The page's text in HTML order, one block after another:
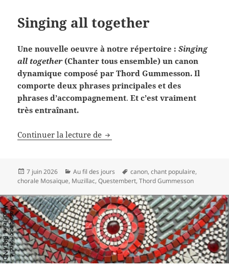
Singing all together
Une nouvelle oeuvre à notre répertoire :Singing
all together(Chanter tous ensemble) un canon
dynamique composé par Thord Gummesson. Il
comporte deux phrases principales et des
phrases d’accompagnement.Et c’est vraiment
très entraînant.
Continuer la lecture de Singing all together
Publié
le
7 juin 2026 Catégories
Au fil des jours
Mots-
clés
canon,chant populaire,
chorale Mosaïque, Muzillac,Questembert,Thord Gummesson